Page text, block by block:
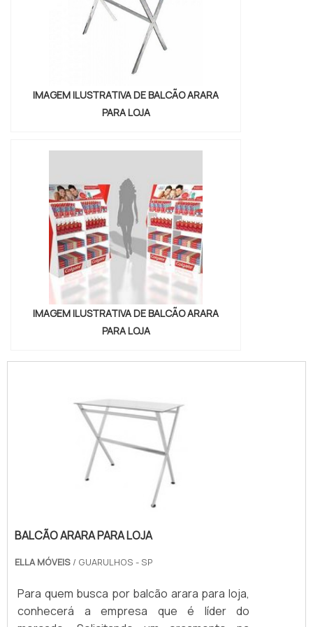
IMAGEM ILUSTRATIVA DE BALCÃO ARARA
PARA LOJA
IMAGEM ILUSTRATIVA DE BALCÃO ARARA
PARA LOJA
BALCÃO ARARA PARA LOJA
ELLA MÓVEIS / GUARULHOS - SP
Para quem busca por balcão arara para loja,
conhecerá a empresa que é líder do